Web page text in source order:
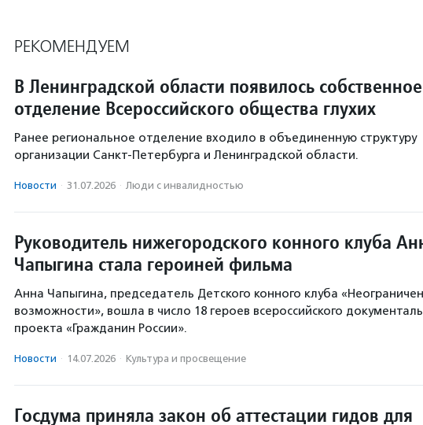
РЕКОМЕНДУЕМ
В Ленинградской области появилось собственное
отделение Всероссийского общества глухих
Ранее региональное отделение входило в объединенную структуру
организации Санкт-Петербурга и Ленинградской области.
Новости · 31.07.2026 · Люди с инвалидностью
Руководитель нижегородского конного клуба
Чапыгина стала героиней фильма
Анна Чапыгина, председатель Детского конного клуба
возможности», вошла в число 18 героев всероссийского
проекта «Гражданин России».
Новости · 14.07.2026 · Культура и просвещение
Госдума приняла закон об аттестации гидов для